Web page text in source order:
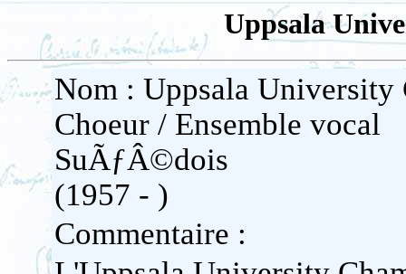
Uppsala
Nom : Uppsala University
Choeur / Ensemble vocal
SuÃƒÂ©dois
(1957 - )
Commentaire :